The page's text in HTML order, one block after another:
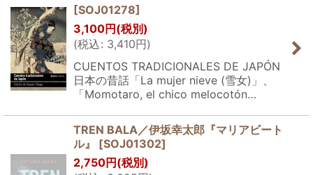
[SOJ01278]
3,100円 (税別)
(税込: 3,410円)
CUENTOS TRADICIONALES DE JAPÓN
日本の昔話「La mujer nieve (雪女)」、
「Momotaro, el chico melocotón…
TREN BALA／伊坂幸太郎『マリアビート
ル』
[SOJ01302]
2,750円 (税別)